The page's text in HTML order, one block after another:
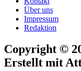
Über uns
Impressum
Redaktion
Copyright ©
Erstellt mit